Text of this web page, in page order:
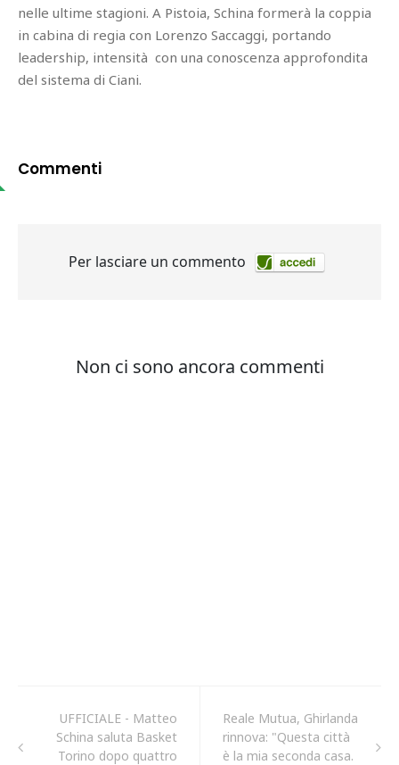
nelle ultime stagioni. A Pistoia, Schina formerà la coppia
in cabina di regia con Lorenzo Saccaggi, portando
leadership, intensità con una conoscenza approfondita
del sistema di Ciani.
Commenti
UFFICIALE - Matteo
Schina saluta Basket
Torino dopo quattro
Reale Mutua, Ghirlanda
rinnova: "Questa città
è la mia seconda casa.